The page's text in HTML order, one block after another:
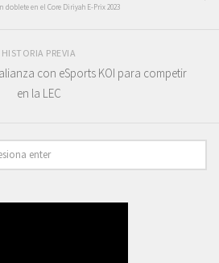
doblete en el Core Diriyah E-Prix 2023
HISTORIA PREVIA
con eSports KOI para competir
en la LEC